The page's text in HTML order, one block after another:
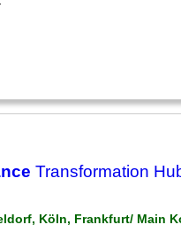
Transformation
Köln, Frankfurt/ Main